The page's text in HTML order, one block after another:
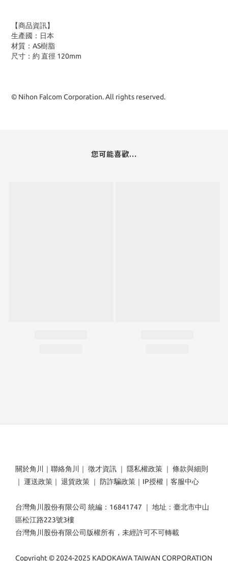
【商品資訊】
生產國：日本
材質：AS樹脂
尺寸：約 直徑 120mm
© Nihon Falcom Corporation. All rights reserved.
您可能喜歡...
關於角川 ｜ 聯絡角川 ｜ 徵才資訊 ｜ 隱私權政策 ｜ 條款與細則
｜ 運送政策 ｜ 退貨政策 ｜ 防詐騙政策 ｜ IP授權 ｜ 客服中心
台灣角川股份有限公司 統編：16841747 ｜ 地址：臺北市中山
區松江路223號3樓
台灣角川股份有限公司版權所有，未經許可不可轉載
Copyright © 2024-2025 KADOKAWA TAIWAN CORPORATION